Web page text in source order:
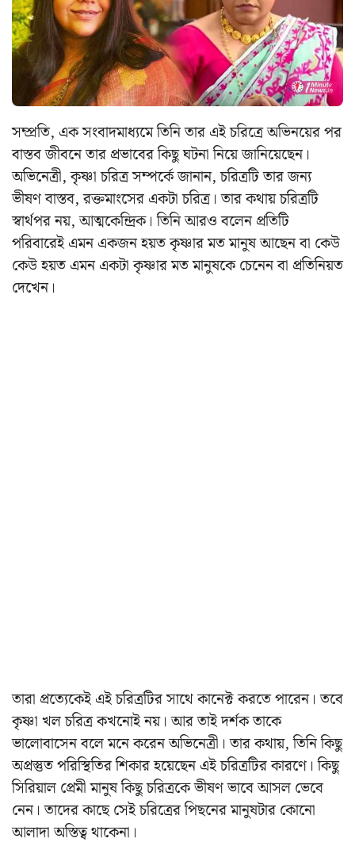
সম্প্রতি, এক সংবাদমাধ্যমে তিনি তার এই চরিত্রে অভিনয়ের পর
বাস্তব জীবনে তার প্রভাবের কিছু ঘটনা নিয়ে জানিয়েছেন।
অভিনেত্রী, কৃষ্ণা চরিত্র সম্পর্কে জানান, চরিত্রটি তার জন্য
ভীষণ বাস্তব, রক্তমাংসের একটা চরিত্র। তার কথায় চরিত্রটি
স্বার্থপর নয়, আত্মকেন্দ্রিক। তিনি আরও বলেন প্রতিটি
পরিবারেই এমন একজন হয়ত কৃষ্ণার মত মানুষ আছেন বা কেউ
কেউ হয়ত এমন একটা কৃষ্ণার মত মানুষকে চেনেন বা প্রতিনিয়ত
দেখেন।
তারা প্রত্যেকেই এই চরিত্রটির সাথে কানেক্ট করতে পারেন। তবে
কৃষ্ণা খল চরিত্র কখনোই নয়। আর তাই দর্শক তাকে
ভালোবাসেন বলে মনে করেন অভিনেত্রী। তার কথায়, তিনি কিছু
অপ্রস্তুত পরিস্থিতির শিকার হয়েছেন এই চরিত্রটির কারণে। কিছু
সিরিয়াল প্রেমী মানুষ কিছু চরিত্রকে ভীষণ ভাবে আসল ভেবে
নেন। তাদের কাছে সেই চরিত্রের পিছনের মানুষটার কোনো
আলাদা অস্তিত্ব থাকেনা।